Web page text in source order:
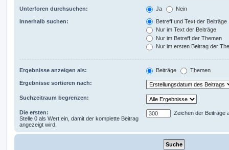
Unterforen durchsuchen: Ja Nein
Innerhalb suchen:
Betreff und Text der Beiträge
Nur im Text der Beiträge
Nur im Betreff der Themen
Nur im ersten Beitrag der
Ergebnisse anzeigen als: Beiträge Themen
Ergebnisse sortieren nach:
Suchzeitraum begrenzen:
Die ersten:
Stelle 0 als Wert ein, damit der komplette Beitrag
angezeigt wird.
Zeichen der Beiträge